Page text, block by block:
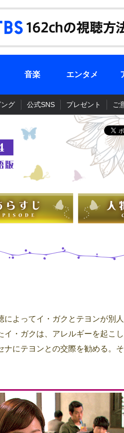
音楽 エンタメ
グ 公式SNS プレゼント ご
よってイ・ガクとテヨンが別
イ・ガクは、アレルギーを起こ
にテヨンとの交際を勧める。